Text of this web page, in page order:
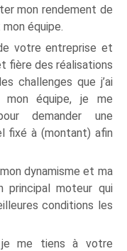
mon rendement de
équipe.
votre entreprise et
fière des réalisations
challenges que j’ai
équipe, je me
demander une
fixé à (montant) afin
dynamisme et ma
principal moteur qui
conditions les
je me tiens à votre